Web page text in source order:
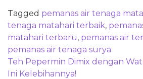
Tagged pemanas air tenaga
tenaga matahari terbaik,
matahari terbaru, pemanas air
pemanas air tenaga surya
Post
navigation
Teh Pepermin Dimix dengan
Ini Kelebihannya!